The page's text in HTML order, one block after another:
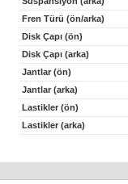
Fren Türü (ön/arka)
Disk Çapı (ön)
Disk Çapı (arka)
Jantlar (ön)
Jantlar (arka)
Lastikler (ön)
Lastikler (arka)